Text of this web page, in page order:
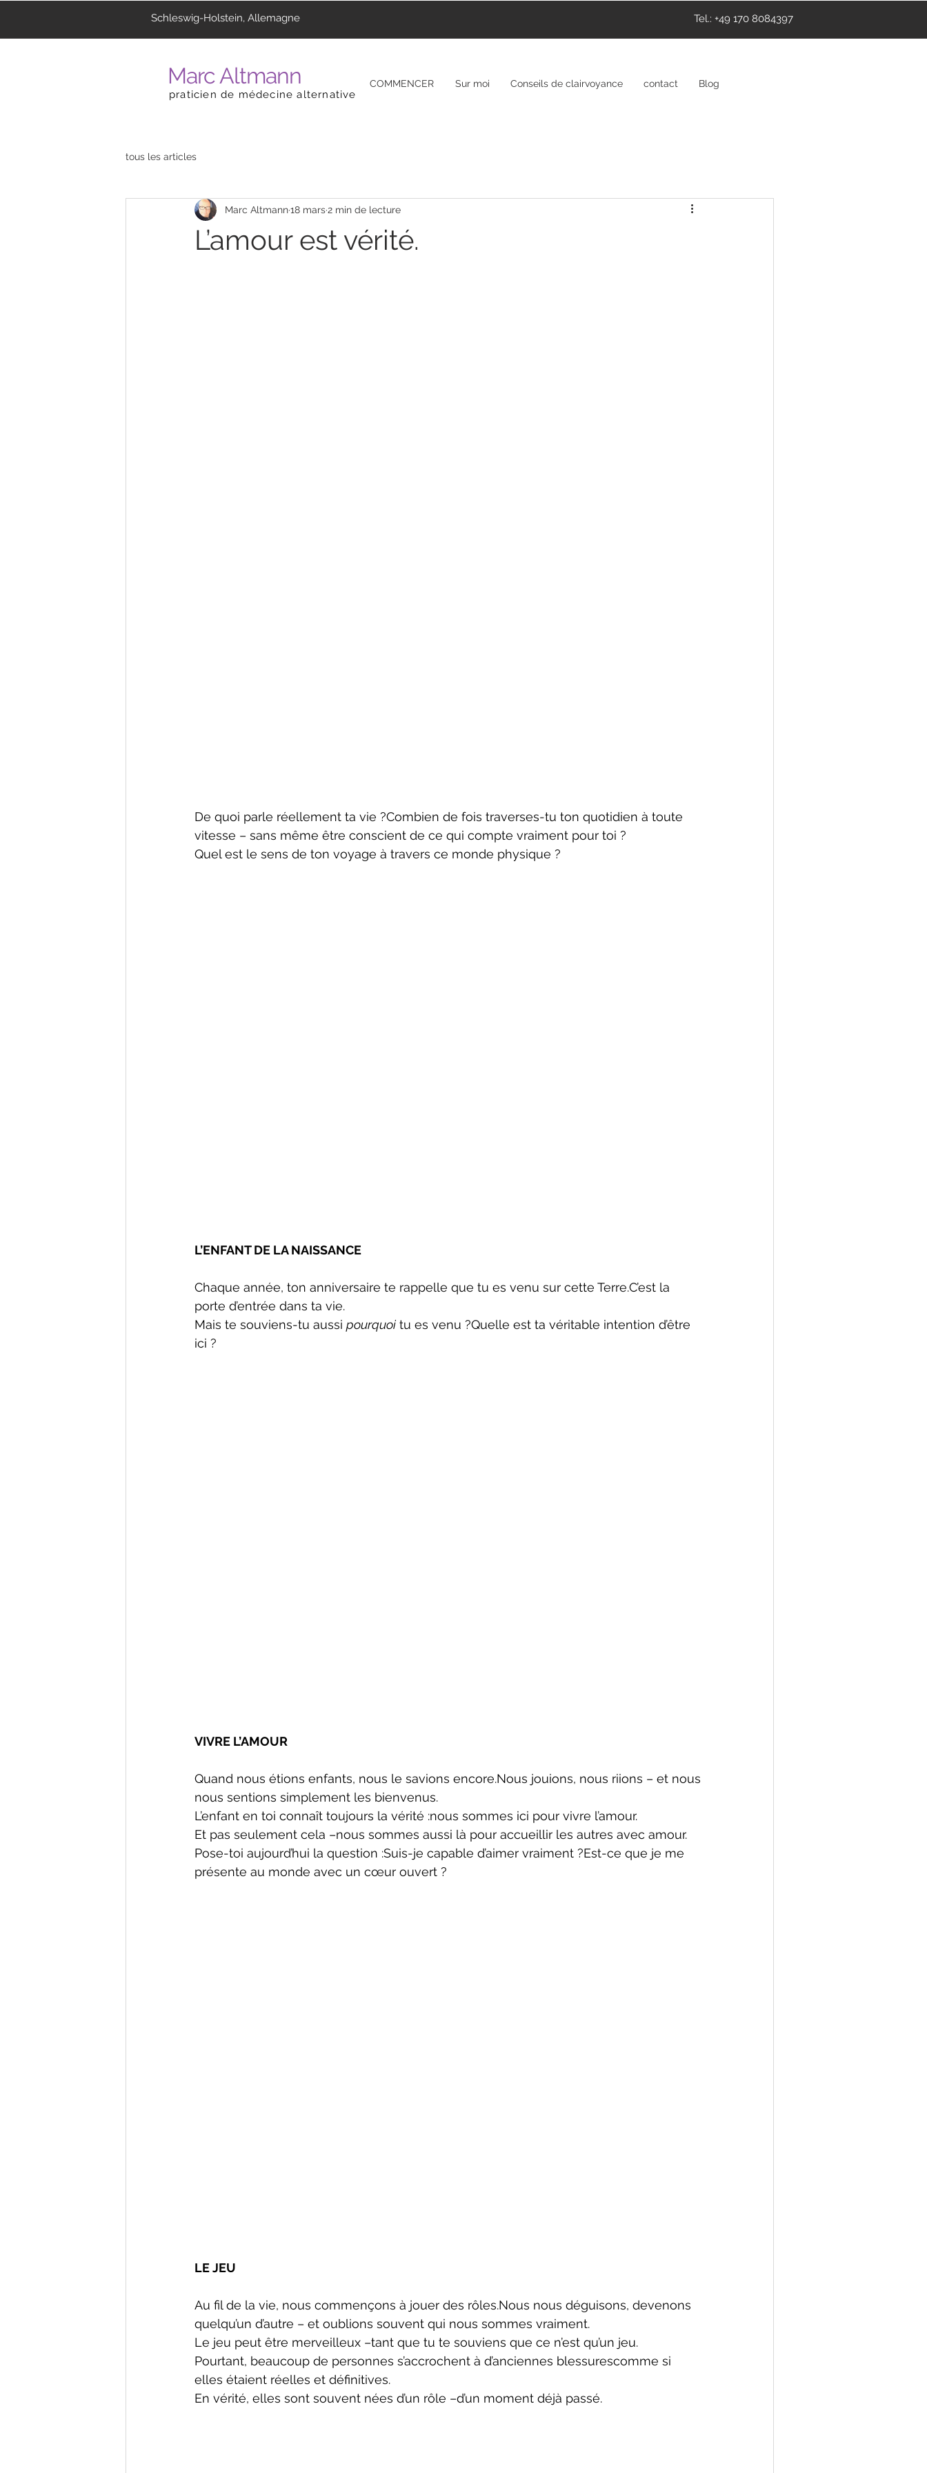
Schleswig-Holstein, Allemagne Tel.: +49 170 8084397
Marc Altmann
praticien de médecine alternative
COMMENCER Sur moi Conseils de clairvoyance contact Blog
tous les articles
L’amour est vérité.
Marc Altmann18 mars2 min de lecture
De quoi parle réellement ta vie ?Combien de fois traverses-tu ton quotidien à toute
vitesse – sans même être conscient de ce qui compte vraiment pour toi ?
Quel est le sens de ton voyage à travers ce monde physique ?
L’ENFANT DE LA NAISSANCE
Chaque année, ton anniversaire te rappelle que tu es venu sur cette Terre.C’est la
porte d’entrée dans ta vie.
Mais te souviens-tu aussi pourquoi tu es venu ?Quelle est ta véritable intention d’être
ici ?
VIVRE L’AMOUR
Quand nous étions enfants, nous le savions encore.Nous jouions, nous riions – et nous
nous sentions simplement les bienvenus.
L’enfant en toi connaît toujours la vérité :nous sommes ici pour vivre l’amour.
Et pas seulement cela –nous sommes aussi là pour accueillir les autres avec amour.
Pose-toi aujourd’hui la question :Suis-je capable d’aimer vraiment ?Est-ce que je me
présente au monde avec un cœur ouvert ?
LE JEU
Au fil de la vie, nous commençons à jouer des rôles.Nous nous déguisons, devenons
quelqu’un d’autre – et oublions souvent qui nous sommes vraiment.
Le jeu peut être merveilleux –tant que tu te souviens que ce n’est qu’un jeu.
Pourtant, beaucoup de personnes s’accrochent à d’anciennes blessurescomme si
elles étaient réelles et définitives.
En vérité, elles sont souvent nées d’un rôle –d’un moment déjà passé.